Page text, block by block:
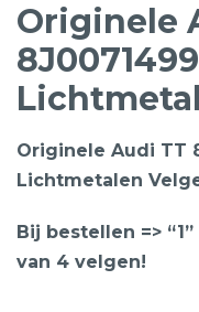
Originele
Originele Audi TT
Lichtmetalen
Bij bestellen =>
van 4 velgen!